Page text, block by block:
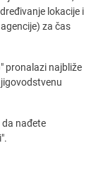
lokacije i
za čas
pronalazi najbliže
nađete